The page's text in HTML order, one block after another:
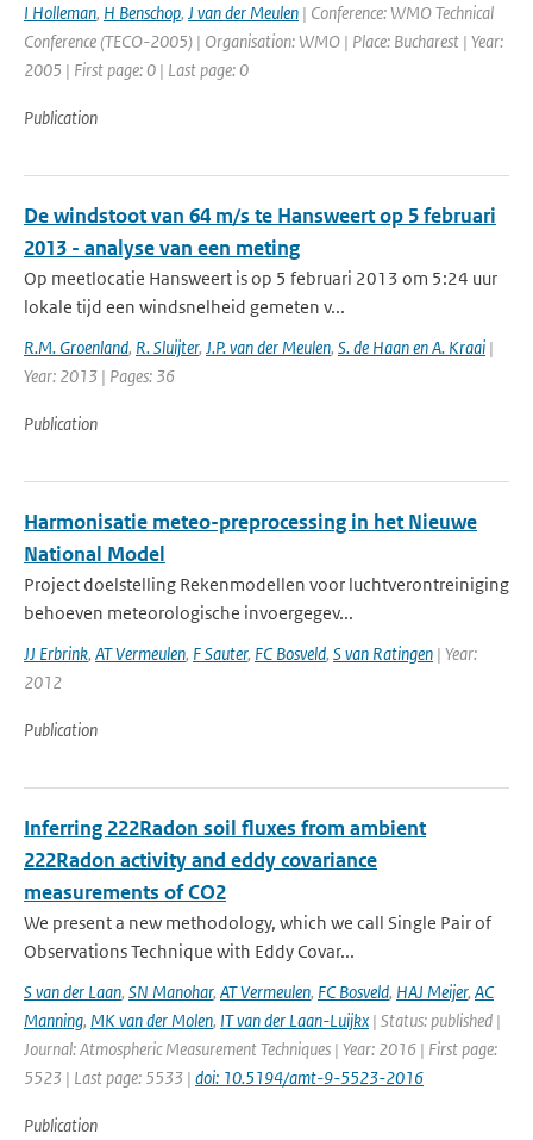
I Holleman, H Benschop, J van der Meulen | Conference: WMO Technical
Conference (TECO-2005) | Organisation: WMO | Place: Bucharest | Year:
2005 | First page: 0 | Last page: 0
Publication
De windstoot van 64 m/s te Hansweert op 5 februari
2013 - analyse van een meting
Op meetlocatie Hansweert is op 5 februari 2013 om 5:24 uur
lokale tijd een windsnelheid gemeten v...
R.M. Groenland, R. Sluijter, J.P. van der Meulen, S. de Haan en A. Kraai |
Year: 2013 | Pages: 36
Publication
Harmonisatie meteo-preprocessing in het Nieuwe
National Model
Project doelstelling Rekenmodellen voor luchtverontreiniging
behoeven meteorologische invoergegev...
JJ Erbrink, AT Vermeulen, F Sauter, FC Bosveld, S van Ratingen | Year:
2012
Publication
Inferring 222Radon soil fluxes from ambient
222Radon activity and eddy covariance
measurements of CO2
We present a new methodology, which we call Single Pair of
Observations Technique with Eddy Covar...
S van der Laan, SN Manohar, AT Vermeulen, FC Bosveld, HAJ Meijer, AC
Manning, MK van der Molen, IT van der Laan-Luijkx | Status: published |
Journal: Atmospheric Measurement Techniques | Year: 2016 | First page:
5523 | Last page: 5533 | doi: 10.5194/amt-9-5523-2016
Publication